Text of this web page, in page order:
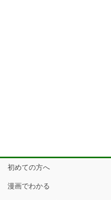
初めての方へ
漫画でわかる